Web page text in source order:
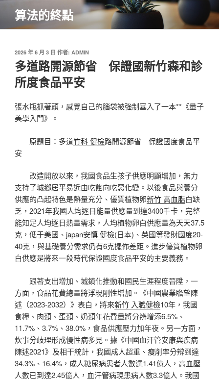
主
算法的終點
發
佈
於
2026 年 6 月 3 日 作者: ADMIN
多道路開源節省 保證國新竹森和診
所度食品平安
張水瓶抓著頭，感覺自己的腦袋被強制塞入了一本**《量子
美學入門》。
原題目：多道竹科 健檢路開源節省 保證國度食品平
安
改造開放以來，我國食品生孩子供應明顯增加，無力
支持了城鄉居平易近由吃飽向吃惡化變。以後食品與養分
供應的凸起特色是熱量充分、優質植物卵新竹 高血脂白缺
乏，2021年我國人均逐日能量供應量到達3400千卡，完整
能知足人均逐日熱量需求，人均植物卵白供應量為天天37.5
克，低于美國、japan安慎 健檢(日本)、英國等發財國度20-
40克，與基礎養分需求仍有6克擺佈差距。進步優質植物卵
白供應是將來一段時代保證國度食品平安的主要義務。
跟著支出增加、城鎮化推動和國民生涯程度晉陞，一
方面，食品花費總量將浮現剛性增加。《中國農業瞻望陳
述（2023-2032）》表白，將來新竹 入職健檢10年，我國
食糧、肉類、蛋類、奶類年花費量將分辨增添6.5%、
11.7%、3.7%、38.0%，食品供應壓力加年夜。另一方面，
炊事分歧理形成慢性病多見。據《中國血汗管安康與疾病
陳述2021》及相干統計，我國成人超重、瘦削率分辨到達
34.3%、16.4%，成人糖尿病患者人數達1.41億人，高血壓
人數已到達2.45億人，血汗管病現患病人數3.3億人。我國